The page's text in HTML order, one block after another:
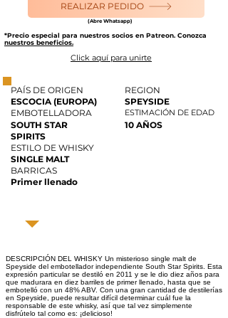
REALIZAR PEDIDO
(Abre Whatsapp)
*Precio especial para nuestros socios en Patreon. Conozca
nuestros beneficios.
Click aquí para unirte
PAÍS DE ORIGEN
ESCOCIA (EUROPA)
EMBOTELLADORA
SOUTH STAR
SPIRITS
REGION
SPEYSIDE
ESTIMACIÓN DE EDAD
10 AÑOS
ESTILO DE WHISKY
SINGLE MALT
BARRICAS
Primer llenado
DESCRIPCIÓN DEL WHISKY Un misterioso single malt de
Speyside del embotellador independiente South Star Spirits. Esta
expresión particular se destiló en 2011 y se le dio diez años para
que madurara en diez barriles de primer llenado, hasta que se
embotelló con un 48% ABV. Con una gran cantidad de destilerías
en Speyside, puede resultar difícil determinar cuál fue la
responsable de este whisky, así que tal vez simplemente
disfrútelo tal como es: ¡delicioso!